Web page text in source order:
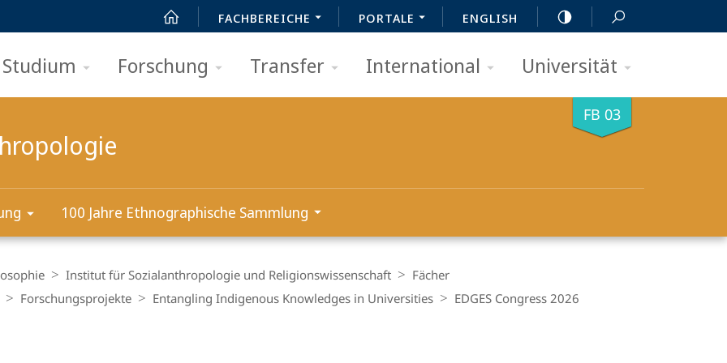
FACHBEREICHE PORTALE ENGLISH
Studium Forschung Transfer International Universität
FB 03
100 Jahre Ethnographische Sammlung
Institut für Sozialanthropologie und Religionswissenschaft
Fächer
Forschungs­projekte Entangling Indigenous Knowledges in Universities EDGES Congress 2026